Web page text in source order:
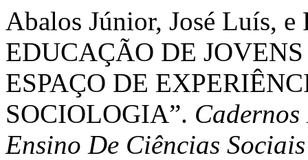
Abalos Júnior, José Luís,
EDUCAÇÃO DE
ESPAÇO DE
SOCIOLOGIA”.
Ensino De Ciências Sociais